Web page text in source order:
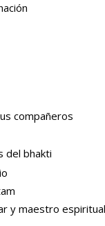
compañeros
del bhakti
y maestro espiritual